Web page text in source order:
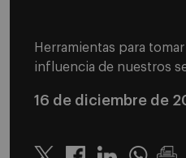
Herramientas para
influencia de nuestros
16 de diciembre de